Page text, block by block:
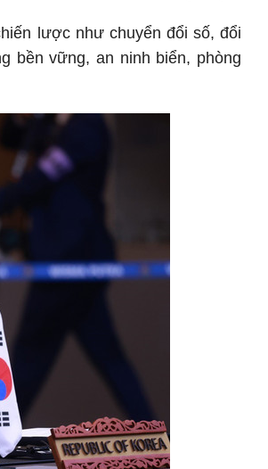
lược như chuyển đổi số, đổi
bền vững, an ninh biển, phòng